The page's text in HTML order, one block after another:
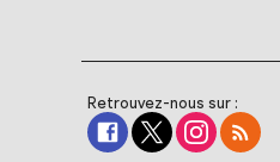
Retrouvez-nous sur :